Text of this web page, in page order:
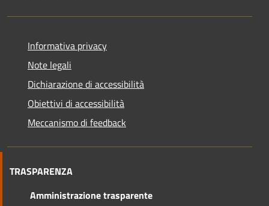
Informativa privacy
Note legali
Dichiarazione di accessibilità
Obiettivi di accessibilità
Meccanismo di feedback
TRASPARENZA
Amministrazione trasparente